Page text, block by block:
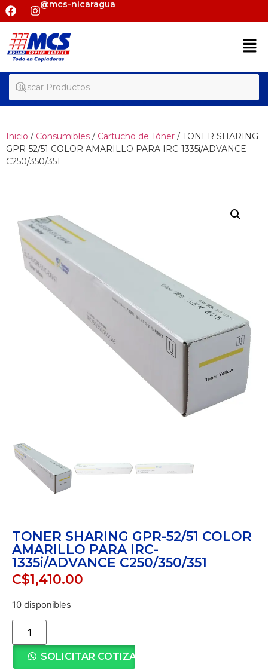
@mcs-nicaragua
Inicio / Consumibles / Cartucho de Tóner / TONER SHARING
GPR-52/51 COLOR AMARILLO PARA IRC-1335i/ADVANCE
C250/350/351
TONER SHARING GPR-52/51 COLOR
AMARILLO PARA IRC-
1335i/ADVANCE C250/350/351
C$1,410.00
10 disponibles
SOLICITAR COTIZACIÓN